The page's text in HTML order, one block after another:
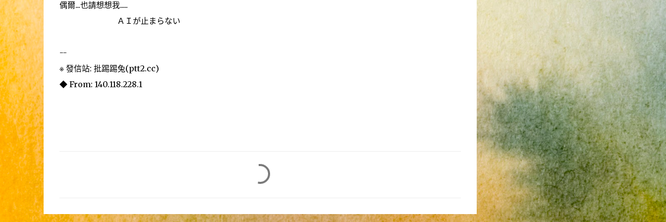
偶爾...也請想想我.....
ＡＩが止まらない
--
※ 發信站: 批踢踢兔(ptt2.cc)
◆ From: 140.118.228.1
社會真的很黑暗，到處都是敗類橫行卻沒有人
願意伸出援手。行政人員對於社會上充滿詐騙
被害者也是義憤填膺，不少無辜受害者也是跑
來申請這些資料。也是有光明的一面，只是他
們也許默默埋首在岡位上和檔案裡，當你大聲
疾呼求找證人或走進警局報案卻一籌莫展時，
他們是這社會上別的部門裡後來才能支援你的
人。她祝我官司一切順利。 希望政府能把張
淑晶一類的惡房東或海蟑螂嚴加懲罰，不能再
讓他們出來害人。買房市場已經被炒房客和建
商政客弄得大家無法有自己的家，現在連租屋
市場也烏煙瘴氣，國人自己都無立錐之地，哪
裡能安居樂業呢? 就是因為工作或生活所需，
家人成家已經沒有空間才出來找空間，現在卻
處處是陷阱，惡人專門欺負沒有資源或法律知
識不夠的弱勢，平民小老百姓即使願意對簿公
堂，又怎麼承受得住法律訴訟的折磨呢?
——3分 d.5項及以上——1分 得分表（男性戀
人） 6分.日日野晴矢 7分.齋藤一 8分.雨宮一彥
9分.仙道彰 10分.王天君 11分.邑輝一貴 12分.道
明寺司 13分.沖田總司 14分.由貴瑛里 15分.傑
克 16分.酷拉皮卡 17分.吉良朔夜 18分.藤原佐
為 19分.山田太郎 20分.工藤新一 21分.藏馬 22
分.天照 23分.八戒 24分.草摩由希 25分.都筑麻
斗 26分.皇昴流 27分.安倍泰明 (不是安倍晴明
嗎?) 28分.玖月牙曉 得分表（女性戀人） 6分.
空條徐倫 7分.綾波麗 (應該是綾波零吧...") 8分.
奈美 9分.拉姆 10分.乾闥婆王 (聖傳) 11分.更紗
12分.雪代巴 13分.美夕 14分.花音 15分.神崎堇
16分.音無響子 (是音無可憐嗎?) 17分.天野愛
18分.宮澤雪野 19分.幸田實果子 20分.林明美
21分.鈴木夕梨 22分.無道紗羅 23分.桃生小鳥
24分.藤崎詩織 25分.夕城美朱 26分.本田透 27
分.蓓兒丹蒂 28分.月野兔
再說。也因為是這樣，所以都是一些三線的公
司 --- 去面試之前就有心理準備，新資可能很
爛，或是因為時間不對的關係，職缺也都是爛
缺。 普安 InforTrend (口頭offer get，之後
被表) 這間挺糟糕的。人資已經跟我確定錄
取，還打電話恭喜我，也說了錄取薪水是4萬
5。但正式聘書一直不下來，還一直改變說
詞。第一次去面試的時候，可以感覺到跟網路
上說的一樣，暮氣沉沉，老人想要改變這個黃
昏產業，但怎麼樣都變不出有用的新把戲，新
人因為被壓榨所以留不住。 東碩 (面試後很快
就發感謝信) 人資一看期望薪資大概就知道我
不會來了。這公司氣氛很像公家機關，緩慢而
年老，座位隔間的排列也是。面試我的阿姨不
斷鼓吹我這個職位的可能性，但就像查得到的
資訊，它們大量用沒有經驗的新人去做PM，
基本上也就是去一個沒什麼用的資料庫去猜可
能會有什麼東西可以做。每個月裡面所有的計